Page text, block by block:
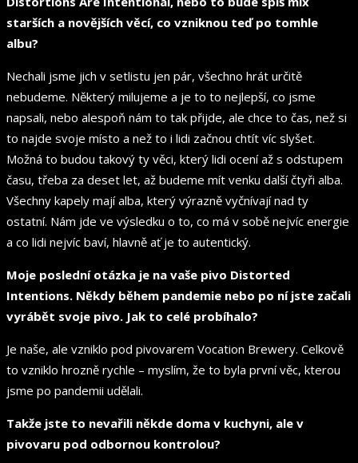
starších a novějších věcí, co vzniknou teď po tomhle
albu?
Nechali jsme jich v setlistu jen pár, všechno hrát určitě
nebudeme. Některý milujeme a je to to nejlepší, co jsme
napsali, nebo alespoň nám to tak přijde, ale chce to čas, než si
to najde svoje místo a než to i lidi začnou chtít víc slyšet.
Možná to budou takový ty věci, který lidi ocení až s odstupem
času, třeba za deset let, až budeme mít venku další čtyři alba.
Všechny kapely mají alba, který výrazně vyčnívají nad ty
ostatní. Nám jde ve výsledku o to, co má v sobě nejvíc energie
a co lidi nejvíc baví, hlavně ať je to autentický.
Moje poslední otázka je na vaše pivo Distorted
Intentions. Někdy během pandemie nebo po ní jste začali
vyrábět svoje pivo. Jak to celé probíhalo?
Je naše, ale vzniklo pod pivovarem Vocation Brewery. Celkově
to vzniklo hrozně rychle – myslím, že to byla první věc, kterou
jsme po pandemii udělali.
Takže jste to nevařili někde doma v kuchyni, ale v
pivovaru pod odbornou kontrolou?